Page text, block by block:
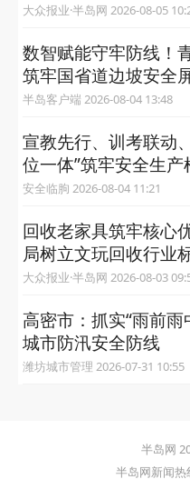
大众报业·半岛网 2026-08-05
数智赋能守牢防线！
筑牢国省道边坡安全
半岛客户端 2026-08-04 13:48
宣教先行、训考联
位一体”筑牢安全生产
安全临朐 2026-08-04 11:21
回收老家具筑牢核心
局树立文玩回收行业
大众报业·半岛网 2026-08-03
高密市：抓实“雨前
城市防汛安全防线
潍坊城市管理 2026-07-31 10:55
半岛网
半岛网新闻热